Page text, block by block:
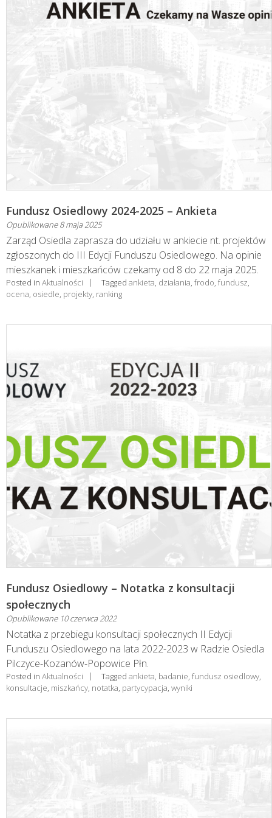
Fundusz Osiedlowy 2024-2025 – Ankieta
Opublikowane8 maja 2025
Zarząd Osiedla zaprasza do udziału w ankiecie nt. projektów
zgłoszonych do III Edycji Funduszu Osiedlowego. Na opinie
mieszkanek i mieszkańców czekamy od 8 do 22 maja 2025.
Posted in Aktualności Tagged ankieta działania frodo fundusz
ocena osiedle projekty ranking
Fundusz Osiedlowy – Notatka z konsultacji
społecznych
Opublikowane 10 czerwca 2022
Notatka z przebiegu konsultacji społecznych II Edycji
Funduszu Osiedlowego na lata 2022-2023 w Radzie Osiedla
Pilczyce-Kozanów-Popowice Płn.
Posted in Aktualności Tagged ankieta, badanie, fundusz osiedlowy,
konsultacje, miszkańcy, notatka, partycypacja, wyniki